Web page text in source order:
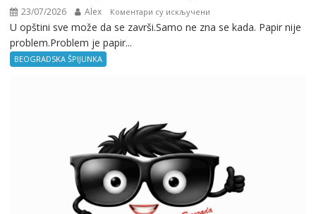
23/07/2026 Alex Коментари су искључени
Beogradska
U opštini sve može da se završi.Samo ne zna se kada. Papir nije
problem.Problem je papir...
BEOGRADSKA ŠPIJUNKA